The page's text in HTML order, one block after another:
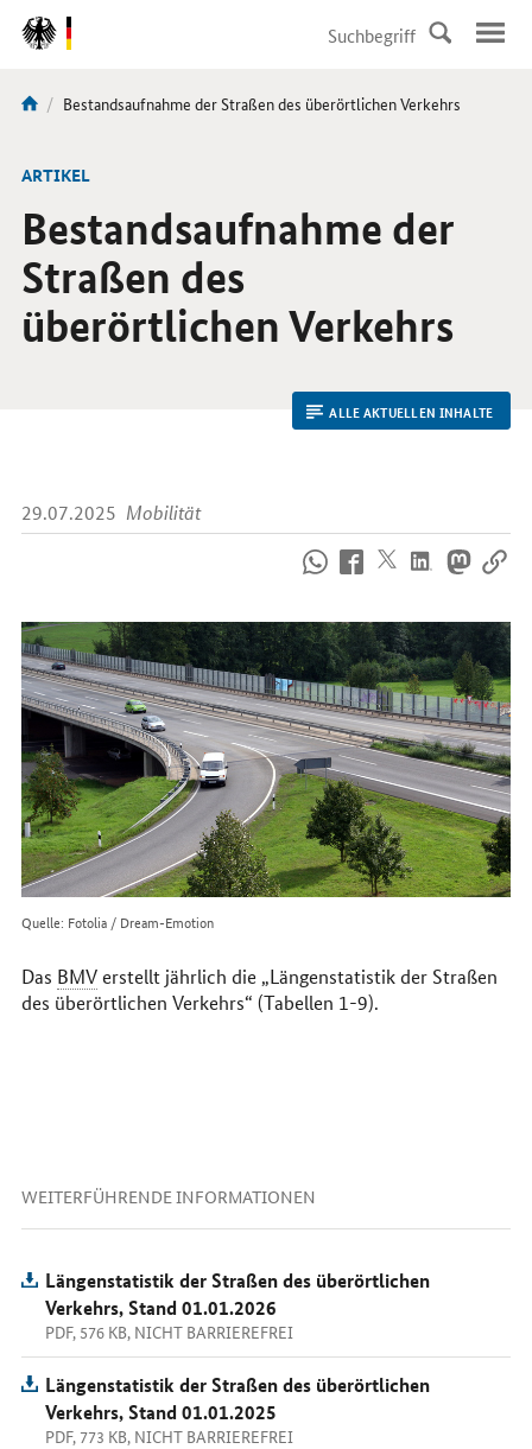
DirektZu:
Navigation
Sie
hier:
Aktuelle
Bestandsaufnahme der Straßen des überörtlichen Verkehrs
ARTIKEL
Bestandsaufnahme der
Straßen des
überörtlichen Verkehrs
ALLE AKTUELLEN INHALTE
29.07.2025 Mobilität
uns
im
Internet
Quelle: Fotolia / Dream-Emotion
Das BMVerstellt jährlich die „Längenstatistik der Straßen
des überörtlichen Verkehrs“ (Tabellen 1-9).
WEITERFÜHRENDE INFORMATIONEN
Längenstatistik der Straßen des überörtlichen
Verkehrs, Stand 01.01.2026
PDF, 576 KB, NICHT BARRIEREFREI
Längenstatistik der Straßen des überörtlichen
Verkehrs, Stand 01.01.2025
PDF, 773 KB, NICHT BARRIEREFREI